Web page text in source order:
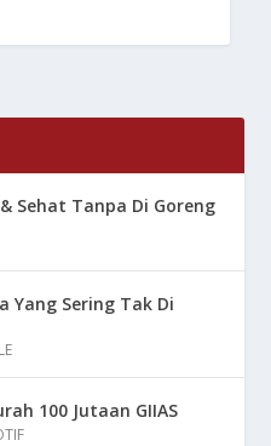
Sehat Tanpa Di Goreng
Yang Sering Tak Di
100 Jutaan GIIAS